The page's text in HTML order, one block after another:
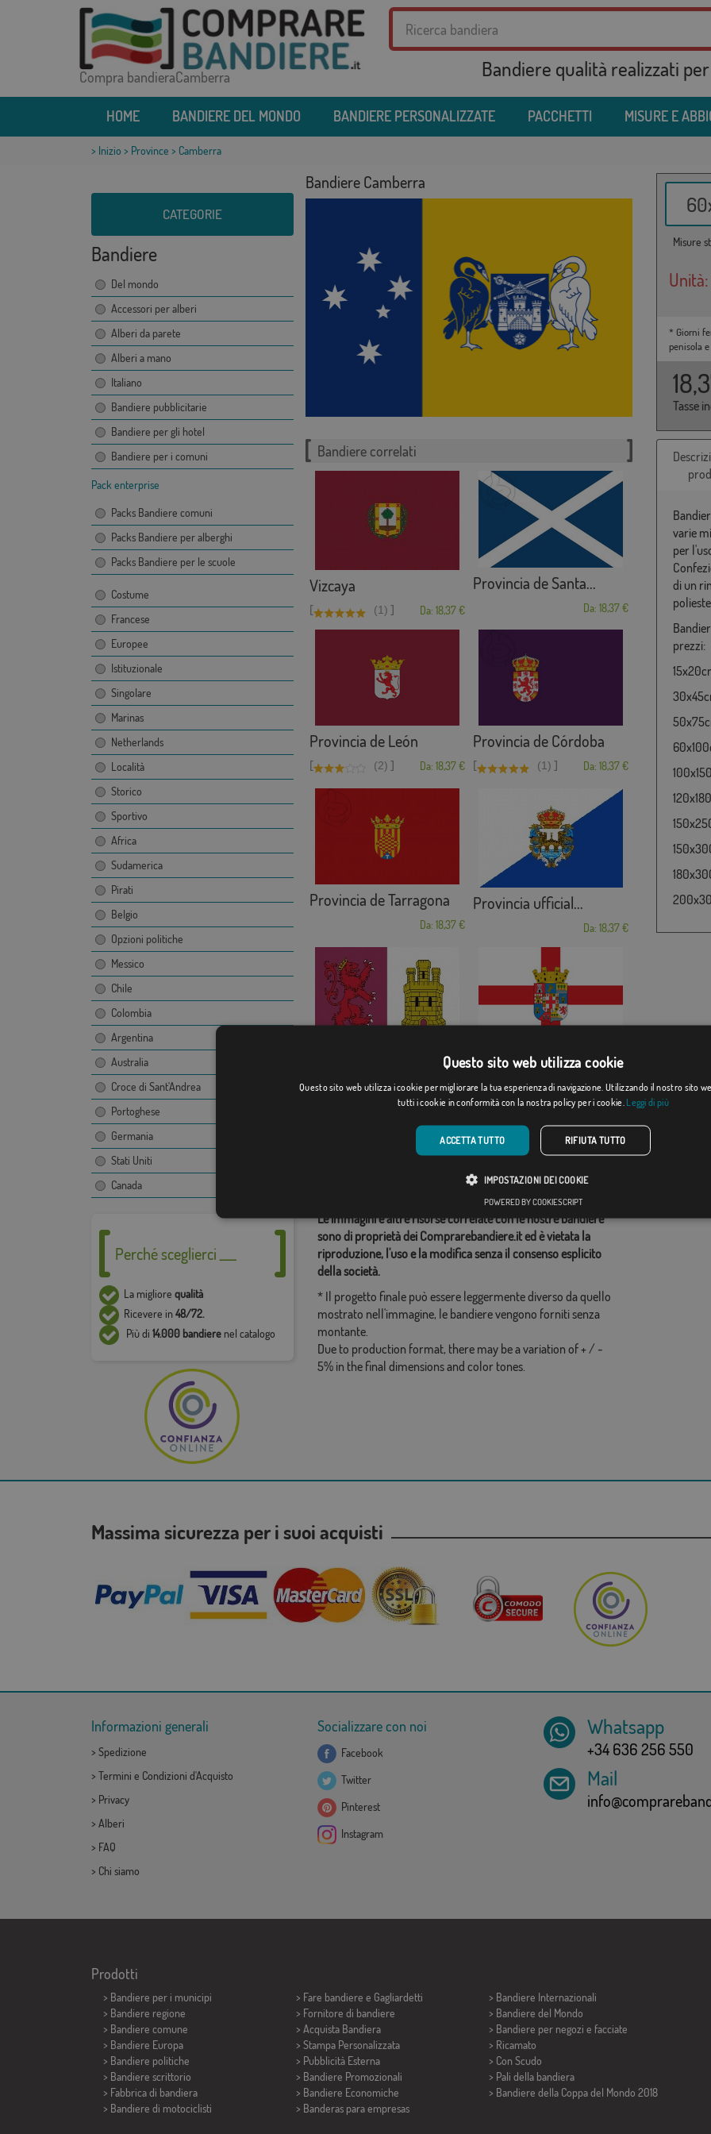
Compra bandieraCamberra Bandiere qualità realizzati
HOME BANDIERE DEL MONDO BANDIERE PERSONALIZZATE PACCHETTI MISURE E
> Inizio > Province > Camberra
CATEGORIE
Bandiere
Del mondo
Accessori per alberi
Alberi da parete
Alberi a mano
Italiano
Bandiere pubblicitarie
Bandiere per gli hotel
Bandiere per i comuni
Pack enterprise
Packs Bandiere comuni
Packs Bandiere per alberghi
Packs Bandiere per le scuole
Costume
Francese
Europee
Istituzionale
Singolare
Marinas
Netherlands
Località
Storico
Sportivo
Africa
Sudamerica
Pirati
Belgio
Opzioni politiche
Messico
Chile
Colombia
Argentina
Australia
Croce di Sant'Andrea
Portoghese
Germania
Stati Uniti
Canada
Perché sceglierci ___
La migliore qualità
Ricevere in48/72.
Più di 14.000 bandierenel catalogo
Bandiere Camberra
Misure
Unità:
* Giorni
penisola
Tasse
Bandiere correlati
Vizcaya
[ (1) ] Da: 18,37 €
Provincia de Santa...
Da: 18,37 €
Provincia de León
[ (2) ] Da: 18,37 €
Provincia de Córdoba
[ (1) ] Da: 18,37 €
Provincia de Tarragona
Da: 18,37 €
Provincia ufficial...
Da: 18,37 €
Da: 18,37 €
Provincia de Almería
[ ] Da: 18,37 €
Categorie correlate:
Le immagini e altre risorse correlate con le nostre bandiere
sono di proprietà dei Comprarebandiere.it ed è vietata la
riproduzione, l'uso e la modifica senza il consenso esplicito
della società.
* Il progetto finale può essere leggermente diverso da quello
mostrato nell'immagine, le bandiere vengono forniti senza
montante.
Due to production format, there may be a variation of + / -
5% in the final dimensions and color tones.
varie
per
di un
prezzi:
Massima sicurezza per i suoi acquisti
Informazioni generali
> Spedizione
> Termini e Condizioni d'Acquisto
> Privacy
> Alberi
> FAQ
> Chi siamo
Socializzare con noi
Facebook
Twitter
Pinterest
Instagram
Whatsapp
+34 636 256 550
Mail
Prodotti
> Bandiere per i municipi
> Bandiere regione
> Bandiere comune
> Bandiere Europa
> Bandiere politiche
> Bandiere scrittorio
> Fabbrica di bandiera
> Bandiere di motociclisti
> Fare bandiere e Gagliardetti
> Fornitore di bandiere
> Acquista Bandiera
> Stampa Personalizzata
> Pubblicità Esterna
> Bandiere Promozionali
> Bandiere Economiche
> Banderas para empresas
> Bandiere Internazionali
> Bandiere del Mondo
> Bandiere per negozi e facciate
> Ricamato
> Con Scudo
> Pali della bandiera
> Bandiere della Coppa del Mondo 2018
Questo sito web utilizza cookie
Questo sito web utilizza i cookie per migliorare la tua esperienza di navigazione. Utilizzando il nostro sito
tutti i cookie in conformità con la nostra policy per i cookie. Leggi di più
ACCETTA TUTTO RIFIUTA TUTTO
IMPOSTAZIONI DEI COOKIE
POWERED BY COOKIESCRIPT